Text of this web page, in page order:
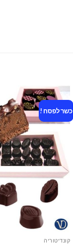
כשר לפסח !
קונדיטוריה